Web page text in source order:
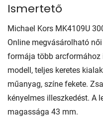
Ismertető
Michael Kors MK4109U
Online megvásárolható
formája több arcformához
modell, teljes keretes
műanyag, színe fekete.
kényelmes illeszkedést. A
magassága 43 mm.